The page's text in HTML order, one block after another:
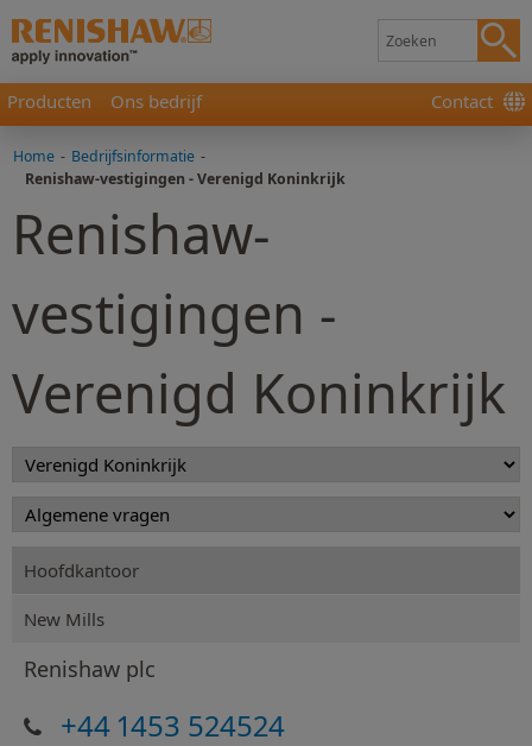
Producten Ons bedrijf Contact
Home - Bedrijfsinformatie -
Renishaw-vestigingen - Verenigd Koninkrijk
Renishaw-
vestigingen -
Verenigd Koninkrijk
Hoofdkantoor
New Mills
Renishaw plc
+44 1453 524524